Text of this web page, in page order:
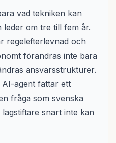
vad tekniken kan
leder om tre till fem år.
regelefterlevnad och
förändras inte bara
ansvarsstrukturer.
agent fattar ett
fråga som svenska
snart inte kan